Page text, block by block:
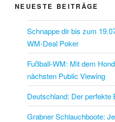
NEUESTE BEITRÄGE
Schnappe dir bis zum
WM-Deal Poker
Fußball-WM: Mit dem
nächsten Public Viewing
Deutschland: Der perfekte
Grabner Schlauchboote: